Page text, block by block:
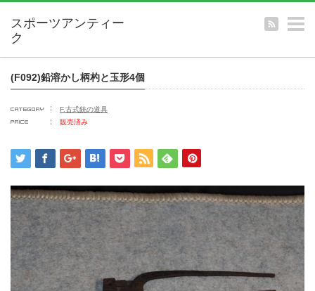
(F092)鉛溶かし柄杓と玉形4個
F.古式銃の道具
販売済み